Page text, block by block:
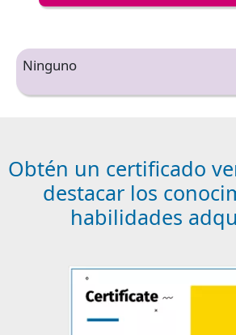
Ninguno
Obtén un certificado
destacar los
habilidades
Image